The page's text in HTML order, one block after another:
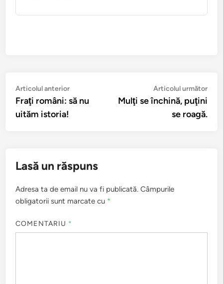
Navigare
în
articole
Articolul anteriorArticolul
anterior:
Fraţi români: să nu
uităm istoria!
Articolul următor
Mulţi se închină, puţini
se roagă.
Lasă un răspuns
Adresa ta de email nu va fi publicată. Câmpurile
obligatorii sunt marcate cu *
COMENTARIU *